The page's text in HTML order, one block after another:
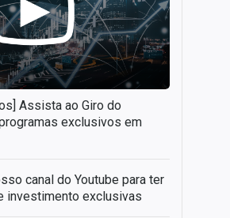
Assista ao Giro do
exclusivos em
canal do Youtube para ter
investimento exclusivas